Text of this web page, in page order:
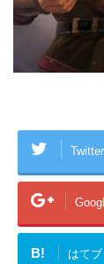
Twitter
B! はてブ